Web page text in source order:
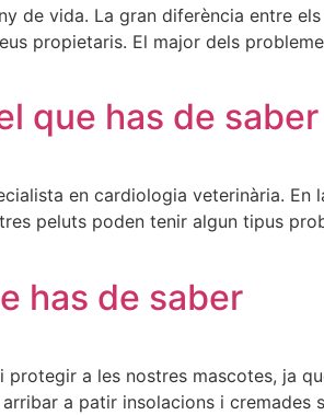
de vida. La gran diferència entre
propietaris. El major dels
que has de saber
en cardiologia veterinària. En
peluts poden tenir algun tipus
has de saber
a les nostres mascotes, ja
a patir insolacions i cremades